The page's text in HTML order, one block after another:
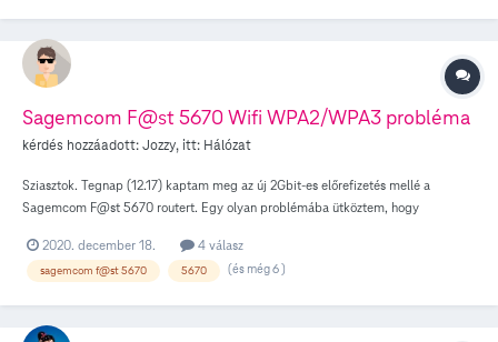
Sagemcom F@st 5670 Wifi WPA2/WPA3 probléma
kérdés hozzáadott:Jozzy, itt: Hálózat
Sziasztok. Tegnap (12.17) kaptam meg az új 2Gbit-es előrefizetés mellé a
Sagemcom F@st 5670 routert. Egy olyan problémába ütköztem, hogy
(wpa2/wpa Personal -> wpa2/wpa3 personal) és miután megváltoztattam az új
asus laptom ami támogatja a wpa3-mat és az iphone xs telefonom nem tudott
2020. december 18. 4 válasz
sagemcom f@st 5670 5670 (és még 6 )